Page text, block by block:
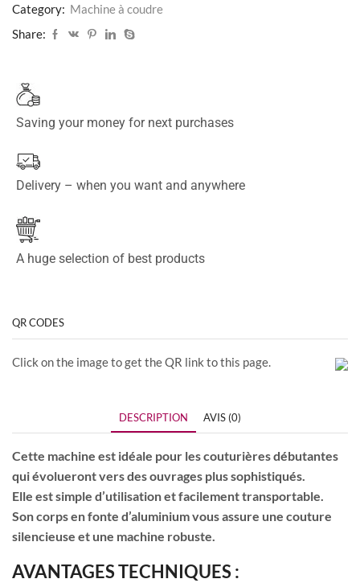
Category: Machine à coudre
Share:
Saving your money for next purchases
Delivery – when you want and anywhere
A huge selection of best products
QR CODES
Click on the image to get the QR link to this page.
DESCRIPTION AVIS (0)
Cette machine est idéale pour les couturières débutantes
qui évolueront vers des ouvrages plus sophistiqués.
Elle est simple d’utilisation et facilement transportable.
Son corps en fonte d’aluminium vous assure une couture
silencieuse et une machine robuste.
AVANTAGES TECHNIQUES :